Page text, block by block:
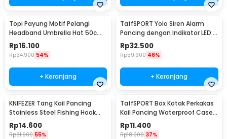
Topi Payung Motif Pelangi
Headband Umbrella Hat 50cm
- W655
Rp16.100
Rp34.900 54%
+ Keranjang
TaffSPORT Yolo Siren Alarm
Pancing dengan Indikator LED -
R3
Rp32.500
Rp59.900 46%
+ Keranjang
KNIFEZER Tang Kail Pancing
Stainless Steel Fishing Hook
Remover - J1352
Rp14.600
Rp31.900 55%
TaffSPORT Box Kotak Perkakas
Kail Pancing Waterproof Case -
Q041
Rp11.400
Rp18.000 37%